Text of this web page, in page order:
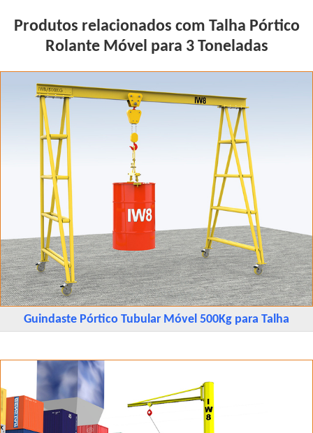
Produtos relacionados com Talha Pórtico
Rolante Móvel para 3 Toneladas
Guindaste Pórtico Tubular Móvel 500Kg para Talha